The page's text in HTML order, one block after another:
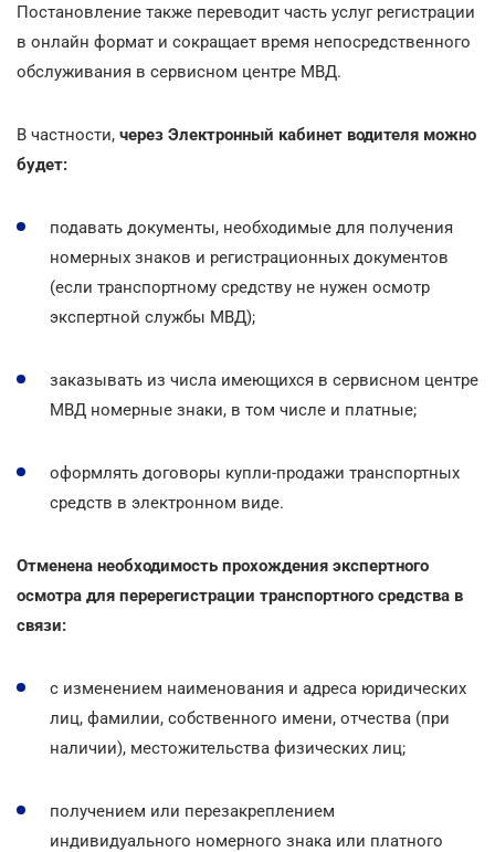
Постановление также переводит часть услуг регистрации
в онлайн формат и сокращает время непосредственного
обслуживания в сервисном центре МВД.
В частности, через Электронный кабинет водителя можно
будет:
подавать документы, необходимые для получения
номерных знаков и регистрационных документов
(если транспортному средству не нужен осмотр
экспертной службы МВД);
заказывать из числа имеющихся в сервисном центре
МВД номерные знаки, в том числе и платные;
оформлять договоры купли-продажи транспортных
средств в электронном виде.
Отменена необходимость прохождения экспертного
осмотра для перерегистрации транспортного средства в
связи:
с изменением наименования и адреса юридических
лиц, фамилии, собственного имени, отчества (при
наличии), местожительства физических лиц;
получением или перезакреплением
индивидуального номерного знака или платного